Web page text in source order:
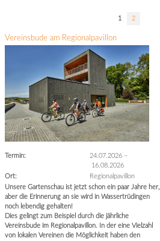
1 2
Vereinsbude am Regionalpavillon
Termin: 24.07.2026 –
16.08.2026
Ort:
Regionalpavillon
Unsere Gartenschau ist jetzt schon ein paar Jahre her,
aber die Erinnerung an sie wird in Wassertrüdingen
noch lebendig gehalten!
Dies gelingt zum Beispiel durch die jährliche
Vereinsbude im Regionalpavillon. In der eine Vielzahl
von lokalen Vereinen die Möglichkeit haben den